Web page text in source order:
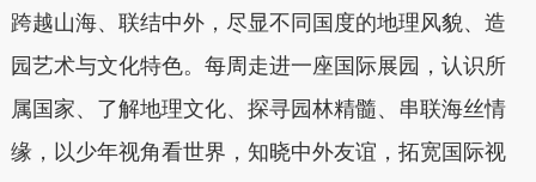
跨越山海、联结中外，尽显不同国度的地理风貌、造
园艺术与文化特色。每周走进一座国际展园，认识所
属国家、了解地理文化、探寻园林精髓、串联海丝情
缘，以少年视角看世界，知晓中外友谊，拓宽国际视